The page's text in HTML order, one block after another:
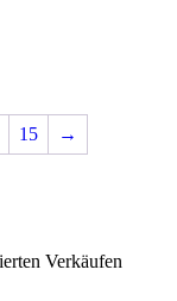
15 →
Verkäufen